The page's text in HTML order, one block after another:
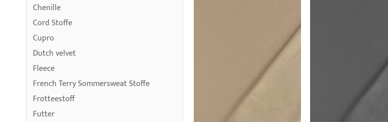
Chenille
Cord Stoffe
Cupro
Dutch velvet
Fleece
French Terry Sommersweat Stoffe
Frotteestoff
Futter